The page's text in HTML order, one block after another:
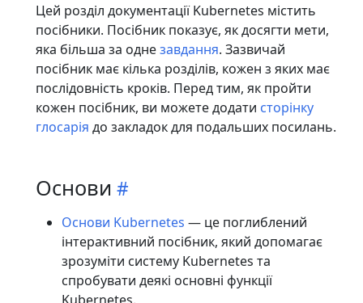
Цей розділ документації Kubernetes містить
посібники. Посібник показує, як досягти мети,
яка більша за однезавдання. Зазвичай
посібник має кілька розділів, кожен з яких має
послідовність кроків. Перед тим, як пройти
кожен посібник, ви можете додати сторінку
глосарія до закладок для подальших посилань.
Основи
Основи Kubernetes — це поглиблений
інтерактивний посібник, який допомагає
зрозуміти систему Kubernetes та
спробувати деякі основні функції